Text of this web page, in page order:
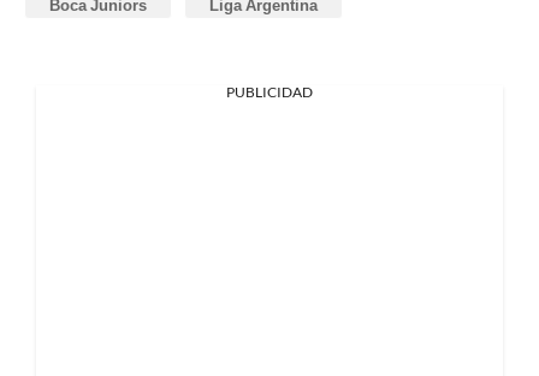
Boca Juniors Liga Argentina
PUBLICIDAD